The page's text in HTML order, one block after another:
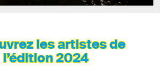
les artistes de
l’édition 2024